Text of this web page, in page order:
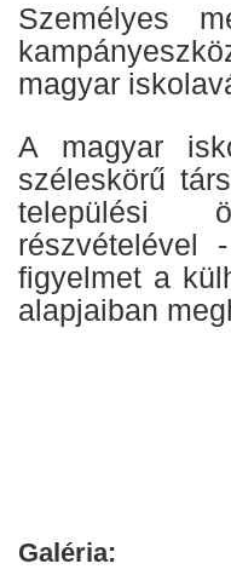
Személyes
magyar
A magyar
széleskörű
települési
részvételével
figyelmet a
alapjaiban
Galéria: